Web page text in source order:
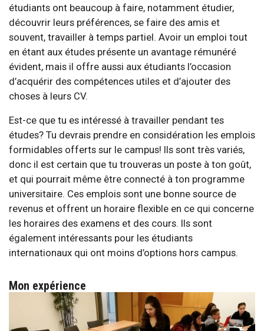
étudiants ont beaucoup à faire, notamment étudier,
découvrir leurs préférences, se faire des amis et
souvent, travailler à temps partiel. Avoir un emploi tout
en étant aux études présente un avantage rémunéré
évident, mais il offre aussi aux étudiants l’occasion
d’acquérir des compétences utiles et d’ajouter des
choses à leurs CV.
Est-ce que tu es intéressé à travailler pendant tes
études? Tu devrais prendre en considération les emplois
formidables offerts sur le campus! Ils sont très variés,
donc il est certain que tu trouveras un poste à ton goût,
et qui pourrait même être connecté à ton programme
universitaire. Ces emplois sont une bonne source de
revenus et offrent un horaire flexible en ce qui concerne
les horaires des examens et des cours. Ils sont
également intéressants pour les étudiants
internationaux qui ont moins d’options hors campus.
Mon expérience